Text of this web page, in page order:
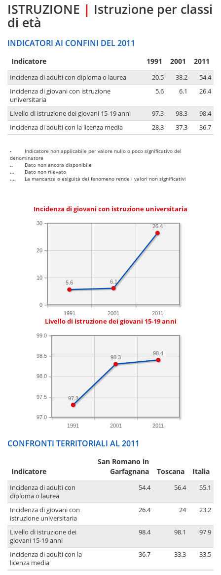
ISTRUZIONE | Istruzione per classi
di età
INDICATORI AI CONFINI DEL 2011
Indicatore 1991 2001 2011
Incidenza di adulti con diploma o laurea 20.5 38.2
54.4
Incidenza di giovani con istruzione
universitaria
5.6 6.1 26.4
Livello di istruzione dei giovani 15-19 anni 97.3 98.3
98.4
Incidenza di adulti con la licenza media
28.3 37.3 36.7
-
Indicatore non applicabile per valore nullo o poco significativo del
denominatore
..
Dato non ancora disponibile
...
Dato non rilevato
....
La mancanza o esiguità del fenomeno rende i valori non significativi
Incidenza di giovani con istruzione universitaria
1991 2001 2011
0
10
20
30
26.4
6.1
5.6
Livello di istruzione dei giovani 15-19 anni
1991 2001 2011
97.0
97.5
98.0
98.5
99.0
98.4
98.3
97.3
CONFRONTI TERRITORIALI AL 2011
Indicatore
San Romano in
Garfagnana
Toscana Italia
Incidenza di adulti con
diploma o laurea
54.4 56.4 55.1
Incidenza di giovani con
istruzione universitaria
26.4 24 23.2
Livello di istruzione dei
giovani 15-19 anni
98.4 98.1 97.9
Incidenza di adulti con la
licenza media
36.7 33.3 33.5